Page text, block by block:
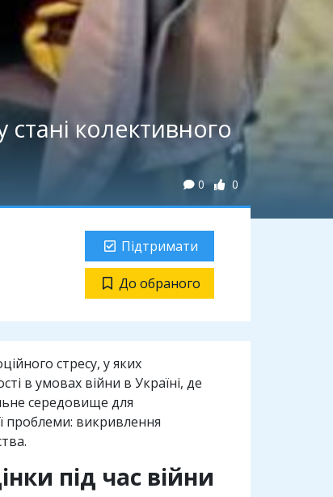
стані колективного
0 0
Підтримати
До обраного
стресу, у яких
в умовах війни в Україні, де
середовище для
проблеми: викривлення
під час війни